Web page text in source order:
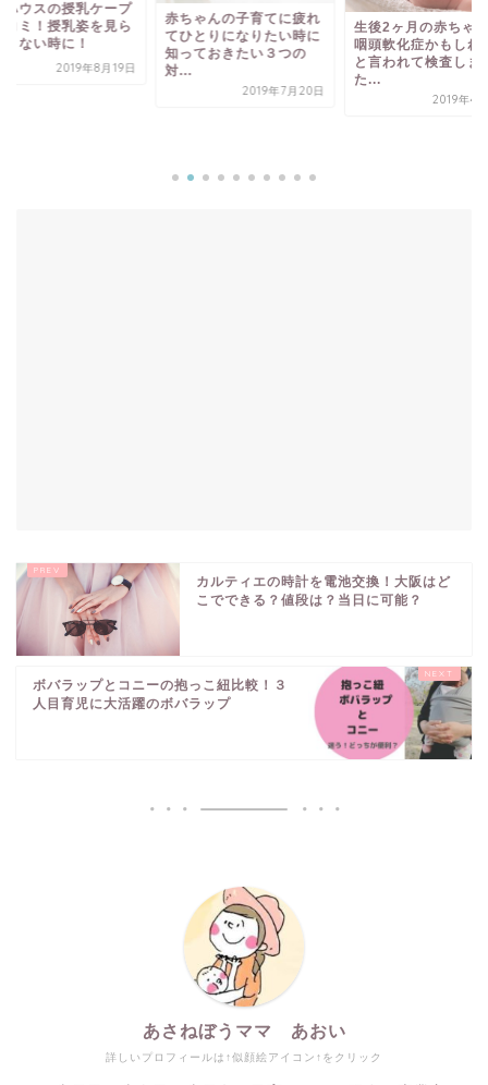
ハウスの授乳ケープ
コミ！授乳姿を見ら
くない時に！
2019年8月19日
赤ちゃんの子育てに疲れ
てひとりになりたい時に
知っておきたい３つの
対...
2019年7月20日
生後2ヶ月の赤ちゃ
咽頭軟化症かもしれ
と言われて検査しま
た...
2019年4
カルティエの時計を電池交換！大阪はど
こでできる？値段は？当日に可能？
ボバラップとコニーの抱っこ紐比較！３
人目育児に大活躍のボバラップ
詳しいプロフィールは↑似顔絵アイコン↑をクリック
あさねぼうママ あおい